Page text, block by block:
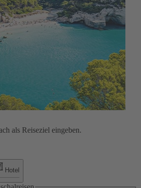
als Reiseziel eingeben.
Hotel